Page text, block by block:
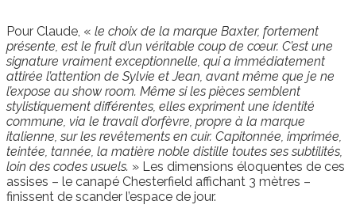
Pour Claude, « le choix de la marque Baxter, fortement
présente, est le fruit d’un véritable coup de cœur. C’est une
signature vraiment exceptionnelle, qui a immédiatement
attirée l’attention de Sylvie et Jean, avant même que je ne
l’expose au show room. Même si les pièces semblent
stylistiquement différentes, elles expriment une identité
commune, via le travail d’orfèvre, propre à la marque
italienne, sur les revêtements en cuir. Capitonnée, imprimée,
teintée, tannée, la matière noble distille toutes ses subtilités,
loin des codes usuels. » Les dimensions éloquentes de ces
assises – le canapé Chesterfield affichant 3 mètres –
finissent de scander l’espace de jour.